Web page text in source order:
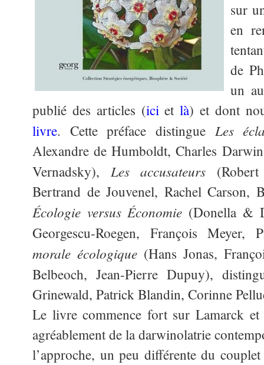
sur
en
de
un
publié des articles (icietlà) et dont
livre. Cette préface distingue Les
Alexandre de Humboldt, Charles
Vernadsky), Les accusateurs
Bertrand de Jouvenel, Rachel Carson,
Écologie versus Économie (Donella &
Georgescu-Roegen, François
morale écologique (Hans Jonas,
Belbeoch, Jean-Pierre Dupuy),
Grinewald, Patrick Blandin, Corinne
Le livre commence fort sur Lamarck
agréablement de la darwinolatrie
l’approche, un peu différente du